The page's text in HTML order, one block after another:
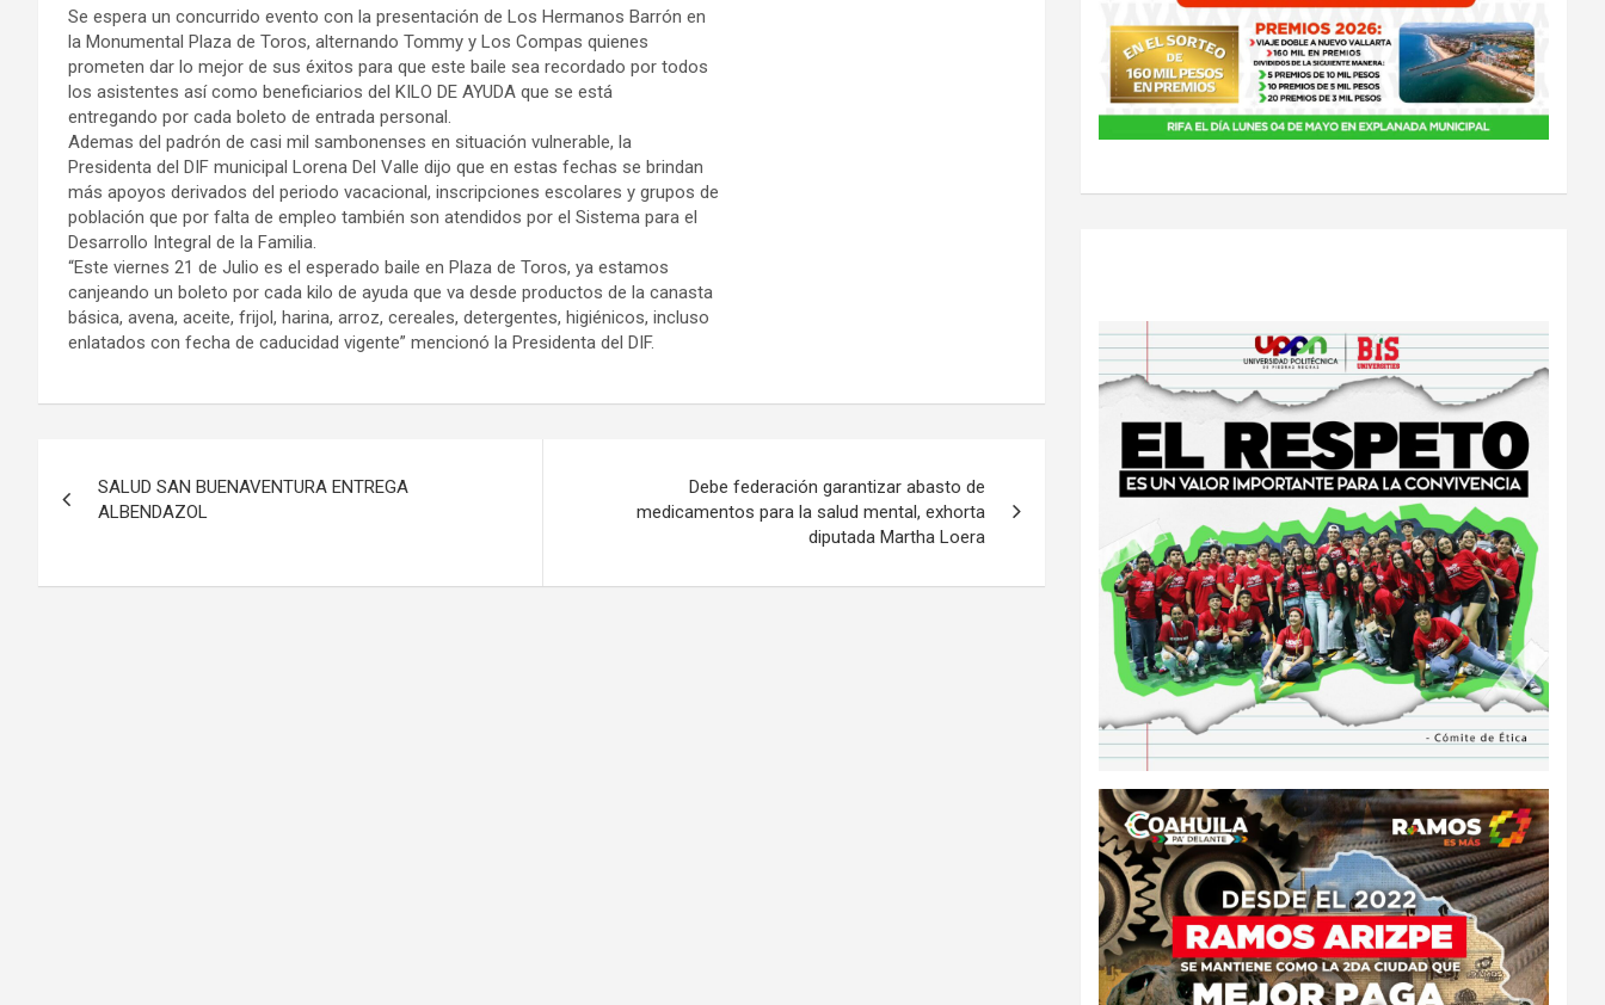
Se espera un concurrido evento con la presentación de Los Hermanos Barrón en
la Monumental Plaza de Toros, alternando Tommy y Los Compas quienes
prometen dar lo mejor de sus éxitos para que este baile sea recordado por todos
los asistentes así como beneficiarios del KILO DE AYUDA que se está
entregando por cada boleto de entrada personal.
Ademas del padrón de casi mil sambonenses en situación vulnerable, la
Presidenta del DIF municipal Lorena Del Valle dijo que en estas fechas se brindan
más apoyos derivados del periodo vacacional, inscripciones escolares y grupos de
población que por falta de empleo también son atendidos por el Sistema para el
Desarrollo Integral de la Familia.
“Este viernes 21 de Julio es el esperado baile en Plaza de Toros, ya estamos
canjeando un boleto por cada kilo de ayuda que va desde productos de la canasta
básica, avena, aceite, frijol, harina, arroz, cereales, detergentes, higiénicos, incluso
enlatados con fecha de caducidad vigente” mencionó la Presidenta del DIF.
de
SALUD SAN BUENAVENTURA ENTREGA
ALBENDAZOL
Debe federación garantizar abasto de
medicamentos para la salud mental, exhorta
diputada Martha Loera